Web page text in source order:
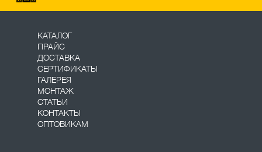
КАТАЛОГ
ПРАЙС
ДОСТАВКА
СЕРТИФИКАТЫ
ГАЛЕРЕЯ
МОНТАЖ
СТАТЬИ
КОНТАКТЫ
ОПТОВИКАМ